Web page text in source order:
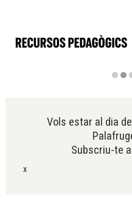
Vols estar al dia
Subscriu-te
x